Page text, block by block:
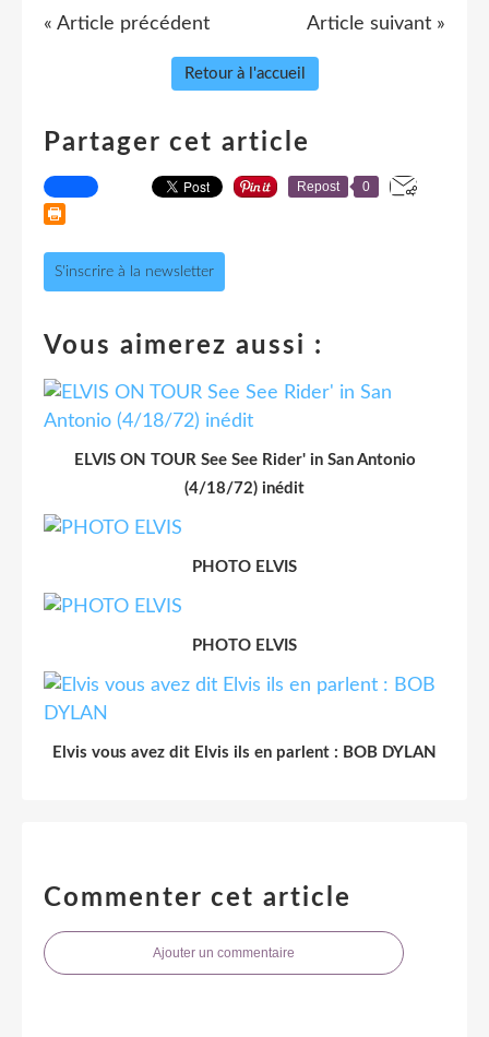
« Article précédent Article suivant »
Retour à l'accueil
Partager cet article
Repost 0
S'inscrire à la newsletter
Vous aimerez aussi :
ELVIS ON TOUR See See Rider' in San Antonio
(4/18/72) inédit
PHOTO ELVIS
PHOTO ELVIS
Elvis vous avez dit Elvis ils en parlent : BOB DYLAN
Commenter cet article
Ajouter un commentaire